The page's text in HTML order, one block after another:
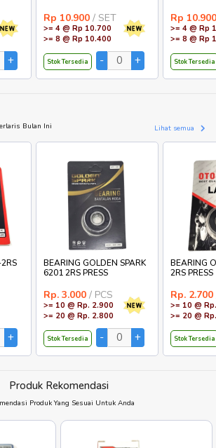
Rp 10.900 / SET
>= 4 @ Rp 10.700
>= 8 @ Rp 10.400
Stok Tersedia
Rp 10.900
>= 4 @ Rp
>= 8 @ Rp
Stok Tersedia
Bulan Ini Lihat semua
BEARING GOLDEN SPARK
6201 2RS PRESS
Rp. 3.000 / PCS
>= 10 @ Rp. 2.900
>= 20 @ Rp. 2.800
Stok Tersedia
BEARING
2RS PRESS
Rp. 2.700
>= 10 @
>= 20 @
Stok Tersedia
Produk Rekomendasi
Produk Yang Sesuai Untuk Anda